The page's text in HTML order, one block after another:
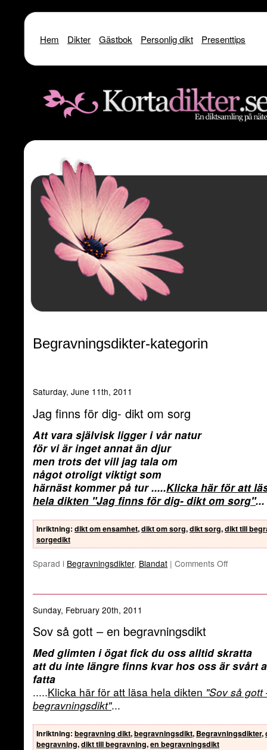
Warning: include() [function.include]: SSL operation failed with code 1. OpenSSL
Warning
Warning
: include(http://www.kortadikter.se/sms/inc.Shoutout.php) [
Warning : include() [ function.include
Begravningsdikter-kategorin
Saturday, June 11th, 2011
Jag finns för dig- dikt om sorg
Att vara självisk ligger i vår natur
för vi är inget annat än djur
men trots det vill jag tala om
något otroligt viktigt som
härnäst kommer på tur.....Klicka här för att
hela dikten "Jag finns för dig- dikt om sorg"...
Inriktning: dikt om ensamhet,dikt om sorg,dikt sorg,dikt till
sorgedikt
Sparad i Begravningsdikter, Blandat | Comments Off
Sunday, February 20th, 2011
Sov så gott – en begravningsdikt
Med glimten i ögat fick du oss alltid skratta
att du inte längre finns kvar hos oss är svårt
fatta
.....Klicka här för att läsa hela dikten "Sov så gott
begravningsdikt"...
Inriktning: begravning dikt,begravningsdikt, Begravningsdikter,
begravning,dikt till begravning,en begravningsdikt
Hem Dikter Gästbok Personlig dikt Presenttips